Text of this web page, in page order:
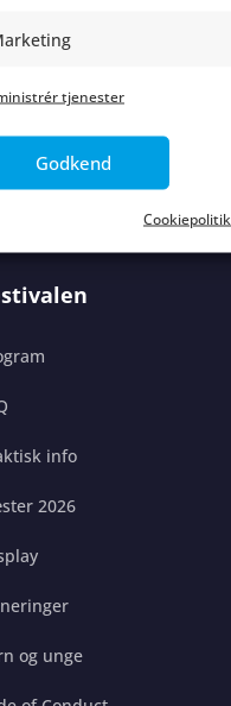
tjenester
Godkend
Cookiepolitik
info
2026
og unge